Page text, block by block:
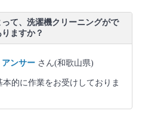
て、洗濯機クリーニングがで
ますか？
ンサー さん(和歌山県)
的に作業をお受けしておりま